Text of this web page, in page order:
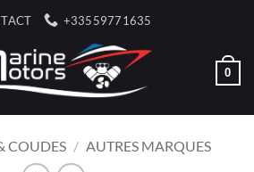
+33559771635
0
COUDES / AUTRES MARQUES